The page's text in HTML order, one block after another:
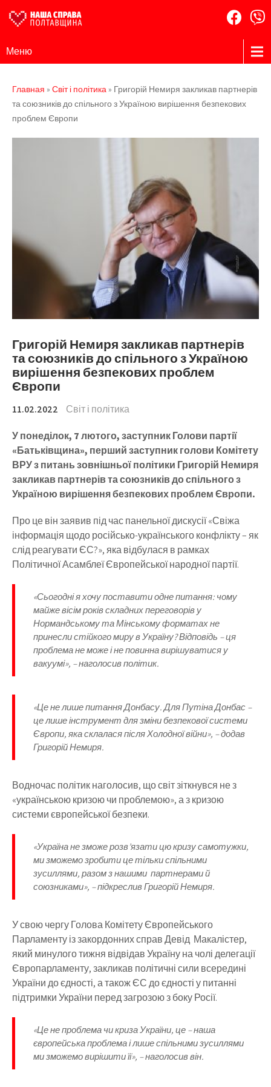
Справа
Полтавщина
організація
Меню
Главная » Світ і політика » Григорій Немиря закликав партнерів
та союзників до спільного з Україною вирішення безпекових
проблем Європи
Григорій Немиря закликав партнерів
та союзників до спільного з Україною
вирішення безпекових проблем
Європи
11.02.2022 Світ і політика
У понеділок, 7 лютого, заступник Голови партії
«Батьківщина», перший заступник голови Комітету
ВРУ з питань зовнішньої політики Григорій Немиря
закликав партнерів та союзників до спільного з
Україною вирішення безпекових проблем Європи.
Про це він заявив під час панельної дискусії «Свіжа
інформація щодо російсько-українського конфлікту – як
слід реагувати ЄС?», яка відбулася в рамках
Політичної Асамблеї Європейської народної партії.
«Сьогодні я хочу поставити одне питання: чому
майже вісім років складних переговорів у
Нормандському та Мінському форматах не
принесли стійкого миру в Україну? Відповідь – ця
проблема не може і не повинна вирішуватися у
вакуумі», – наголосив політик.
«Це не лише питання Донбасу. Для Путіна Донбас –
це лише інструмент для зміни безпекової системи
Європи, яка склалася після Холодної війни», – додав
Григорій Немиря.
Водночас політик наголосив, що світ зіткнувся не з
«українською кризою чи проблемою», а з кризою
системи європейської безпеки.
«Україна не зможе розв’язати цю кризу самотужки,
ми зможемо зробити це тільки спільними
зусиллями, разом з нашими партнерами й
союзниками», – підкреслив Григорій Немиря.
У свою чергу Голова Комітету Європейського
Парламенту із закордонних справ Девід Макалістер,
який минулого тижня відвідав Україну на чолі делегації
Європарламенту, закликав політичні сили всередині
України до єдності, а також ЄС до єдності у питанні
підтримки України перед загрозою з боку Росії.
«Це не проблема чи криза України, це – наша
європейська проблема і лише спільними зусиллями
ми зможемо вирішити її», – наголосив він.